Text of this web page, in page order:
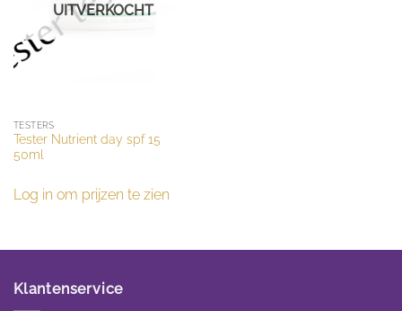
UITVERKOCHT
TESTERS
Tester Nutrient day spf 15
50ml
Log in om prijzen te zien
Klantenservice